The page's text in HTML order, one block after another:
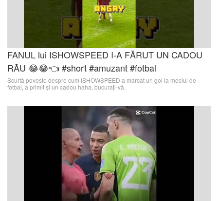
FANUL lui ISHOWSPEED I-A FĂRUT UN CADOU
RĂU 😂😂👈 #short #amuzant #fotbal
Scurtă poveste despre cum ISHOWSPEED a marcat un gol la meciul de
fotbal, a primit și un cadou haha, bucurați-vă.